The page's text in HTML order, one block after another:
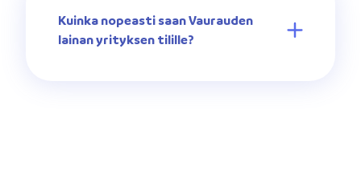
Kuinka nopeasti saan Vaurauden
lainan yrityksen tilille?